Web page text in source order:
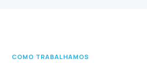
COMO TRABALHAMOS